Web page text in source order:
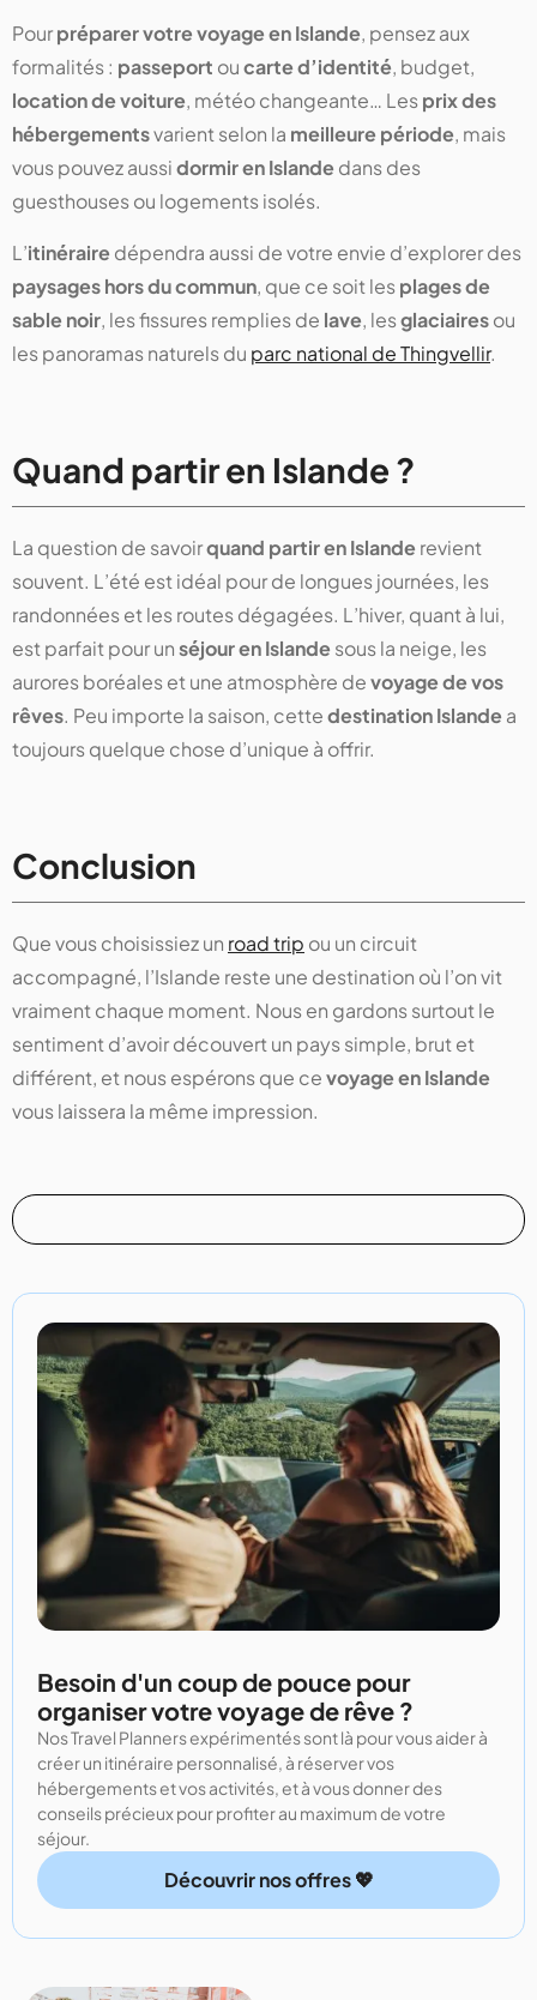
Pourpréparer votre voyage en Islande, pensez aux
formalités : passeport oucarte d’identité, budget,
location de voiture, météo changeante… Lesprix des
hébergementsvarient selon la meilleure période, mais
vous pouvez aussidormir en Islandedans des
guesthouses ou logements isolés.
L’itinérairedépendra aussi de votre envie d’explorer des
paysages hors du commun, que ce soit lesplages de
sable noir, les fissures remplies de lave, lesglaciairesou
les panoramas naturels du parc national de Thingvellir.
Quand partir en Islande ?
La question de savoirquand partir en Islanderevient
souvent. L’été est idéal pour de longues journées, les
randonnées et les routes dégagées. L’hiver, quant à lui,
est parfait pour unséjour en Islandesous la neige, les
aurores boréales et une atmosphère devoyage de vos
rêves. Peu importe la saison, cettedestination Islandea
toujours quelque chose d’unique à offrir.
Conclusion
Que vous choisissiez un road trip ou un circuit
accompagné, l’Islande reste une destination où l’on vit
vraiment chaque moment. Nous en gardons surtout le
sentiment d’avoir découvert un pays simple, brut et
différent, et nous espérons que cevoyage en Islande
vous laissera la même impression.
Besoin d'un coup de pouce pour
organiser votre voyage de rêve ?
Nos Travel Planners expérimentés sont là pour vous aider à
créer un itinéraire personnalisé, à réserver vos
hébergements et vos activités, et à vous donner des
conseils précieux pour profiter au maximum de votre
séjour.
Découvrir nos offres 💖